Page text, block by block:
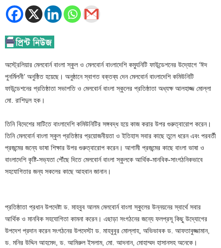
অস্ট্রেলিয়ার মেলবোর্ন বাংলা স্কুল ও মেলবোর্ন বাংলাদেশি কম্যুনিটি ফাউন্ডেশনের উদ্যোগে ‘ঈদ
পুনর্মিলনী’ অনুষ্ঠিত হয়েছে। অনুষ্ঠানে স্বাগত বক্তব্য দেন মেলবোর্ন বাংলাদেশি কমিউনিটি
ফাউন্ডেশনের প্রতিষ্ঠাতা সভাপতি ও মেলবোর্ন বাংলা স্কুলের প্রতিষ্ঠাতা অধ্যক্ষ আলহাজ্জ মোল্লা
মো. রাশিদুল হক।
তিনি বিদেশের মাটিতে বাংলাদেশি কমিউনিটির সঙ্গবদ্ধ হয়ে কাজ করার উপর গুরুত্বারোপ করেন।
তিনি মেলবোর্ন বাংলা স্কুল প্রতিষ্ঠার প্রয়োজনীয়তা ও ইতিহাস সবার কাছে তুলে ধরেন এবং পরবর্তী
প্রজন্মের জন্যে ভাষা শিক্ষার উপর গুরুত্বারোপ করেন। আগামী প্রজন্মের কাছে বাংলা ভাষা ও
বাংলাদেশি কৃষ্টি-সভ্যতা পৌঁছে দিতে মেলবোর্ন বাংলা স্কুলকে আর্থিক-মানবিক-সাংগঠনিকভাবে
সহযোগিতার জন্য সকলের কাছে আহবান জানান।
প্রতিষ্ঠাতা প্রধান উপদেষ্টা ড. মাহবুব আলম মেলবোর্ন বাংলা স্কুলের উন্নয়নের স্বার্থে সবার
আর্থিক ও মানবিক সহযোগিতা কামনা করেন। এছাড়া সংগঠনের জন্যে ফলপ্রসূ কিছু উদ্যোগের
উপদেশ প্রদান করেন সংগঠনের উপদেস্টা ড. মাহবুবুর মোল্লাহ, অভিভাবক ড. আফতাবুজ্জামান,
ড. মনির উদ্দিন আহমেদ, ড. আমিরুল ইসলাম, মো. আদনান, মোহাম্মদ হাসানসহ অনেকে।